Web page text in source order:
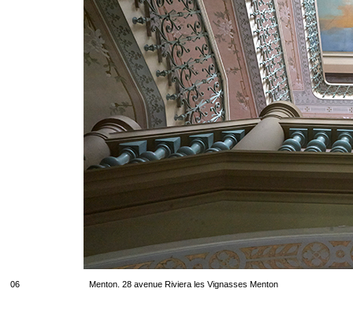
06 Menton. 28 avenue Riviera les Vignasses Menton